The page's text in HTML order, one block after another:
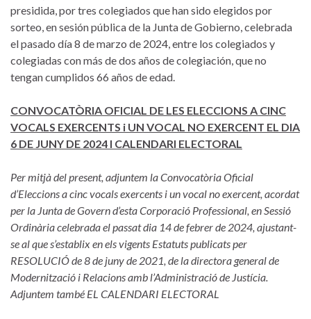
presidida, por tres colegiados que han sido elegidos por
sorteo, en sesión pública de la Junta de Gobierno, celebrada
el pasado día 8 de marzo de 2024, entre los colegiados y
colegiadas con más de dos años de colegiación, que no
tengan cumplidos 66 años de edad.
CONVOCATÒRIA OFICIAL DE LES ELECCIONS A CINC
VOCALS EXERCENTS i UN VOCAL NO EXERCENT EL DIA
6 DE JUNY DE 2024 I CALENDARI ELECTORAL
Per mitjà del present, adjuntem la Convocatòria Oficial
d’Eleccions a cinc vocals exercents i un vocal no exercent, acordat
per la Junta de Govern d’esta Corporació Professional, en Sessió
Ordinària celebrada el passat dia 14 de febrer de 2024, ajustant-
se al que s’establix en els vigents Estatuts publicats per
RESOLUCIÓ de 8 de juny de 2021, de la directora general de
Modernització i Relacions amb l’Administració de Justícia.
Adjuntem també EL CALENDARI ELECTORAL